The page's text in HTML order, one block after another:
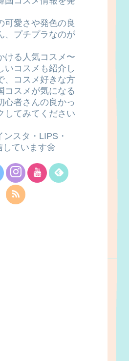
可愛さや発色の良
、プチプラなのが
ける人気コスメ〜
いコスメも紹介し
、コスメ好きな方
コスメが気になる
心者さんの良かっ
してみてください
ンスタ・LIPS・
ています🌼